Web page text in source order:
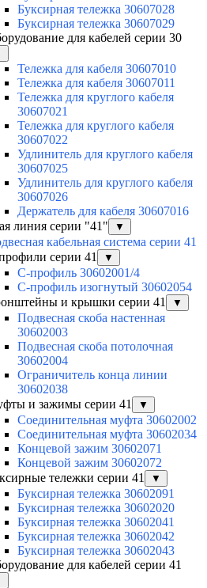
Буксирная тележка 30607028
Буксирная тележка 30607029
для кабелей серии 30
Тележка для кабеля 30607010
Тележка для кабеля 30607011
Тележка для круглого кабеля
30607021
Тележка для круглого кабеля
30607022
Удлинитель для круглого кабеля
30607025
Удлинитель для круглого кабеля
30607026
Держатель для кабеля 30607016
линия серии "41"
▼
кабельная система серии 41
серии 41
▼
С-профиль 30602001/4
С-профиль изогнутый 30602054
и крышки серии 41
▼
Подвесная скоба настенная
30602003
Подвесная скоба потолочная
30602004
Ограничитель конца линии
30602038
и зажимы серии 41
▼
Соединительная муфта 30602002
Соединительная муфта 30602034
Концевой зажим 30602071
Концевой зажим 30602072
тележки серии 41
▼
Буксирная тележка 30602091
Буксирная тележка 30602020
Буксирная тележка 30602041
Буксирная тележка 30602042
Буксирная тележка 30602043
для кабелей серии 41